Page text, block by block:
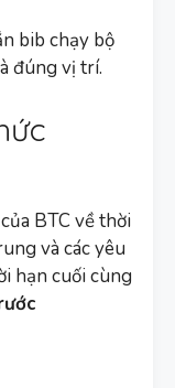
bib chạy bộ
đúng vị trí.
BTC về thời
và các yêu
hạn cuối cùng